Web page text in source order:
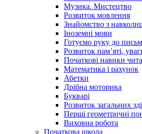
Музика. Мистецтво
Розвиток мовлення
Знайомство з
Іноземні мови
Готуємо руку до
Розвиток пам’яті,
Початкові навики
Математика і рахунок
Абетки
Дрібна моторика
Букварі
Розвиток загальних
Перші геометричні
Виховна робота
Початкова школа